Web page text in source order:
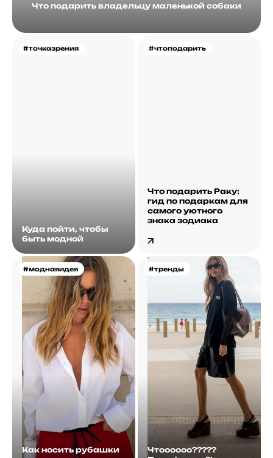
Что подарить владельцу маленькой собаки
#точказрения
Куда пойти, чтобы
быть модной
#чтоподарить
Что подарить Раку:
гид по подаркам для
самого уютного
знака зодиака
#моднаяидея
Как носить рубашки
#тренды
Чтоооооо?????